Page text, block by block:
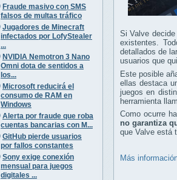
Fraude masivo con SMS
falsos de multas tráfico
Jugadores de Minecraft
infectados por LofyStealer
...
NVIDIA Nemotron 3 Nano
Omni dota de sentidos a
los...
Microsoft reducirá el
consumo de RAM en
Windows
Alerta por fraude que roba
cuentas bancarias con M...
GitHub pierde usuarios
por fallos constantes
Sony exige conexión
mensual para juegos
digitales ...
Si Valve
existentes.
detallados de
usuarios que
Este posible
ellas destaca
juegos en
herramienta
Como ocurre
no garantiza
que Valve está
Más